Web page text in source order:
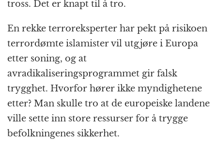
tross. Det er knapt til å tro.
En rekke terroreksperter har pekt på risikoen
terrordømte islamister vil utgjøre i Europa
etter soning, og at
avradikaliseringsprogrammet gir falsk
trygghet. Hvorfor hører ikke myndighetene
etter? Man skulle tro at de europeiske landene
ville sette inn store ressurser for å trygge
befolkningenes sikkerhet.